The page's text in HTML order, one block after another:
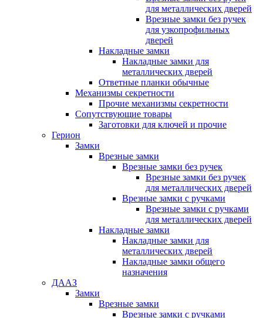
для металлических дверей
Врезные замки без ручек
для узкопрофильных
дверей
Накладные замки
Накладные замки для
металлических дверей
Ответные планки обычные
Механизмы секретности
Прочие механизмы секретности
Сопутствующие товары
Заготовки для ключей и прочие
Герион
Замки
Врезные замки
Врезные замки без ручек
Врезные замки без ручек
для металлических дверей
Врезные замки с ручками
Врезные замки с ручками
для металлических дверей
Накладные замки
Накладные замки для
металлических дверей
Накладные замки общего
назначения
ДААЗ
Замки
Врезные замки
Врезные замки с ручками